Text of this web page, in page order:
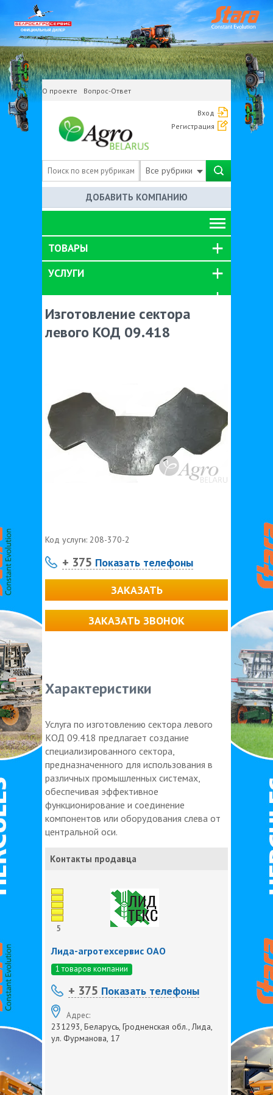
О проекте Вопрос-Ответ
Вход
Регистрация
Все рубрики
ДОБАВИТЬ КОМПАНИЮ
ТОВАРЫ
УСЛУГИ
Изготовление сектора
левого КОД 09.418
Код услуги: 208-370-2
+ 375 Показать телефоны
ЗАКАЗАТЬ
ЗАКАЗАТЬ ЗВОНОК
Характеристики
Услуга по изготовлению сектора левого
КОД 09.418 предлагает создание
специализированного сектора,
предназначенного для использования в
различных промышленных системах,
обеспечивая эффективное
функционирование и соединение
компонентов или оборудования слева от
центральной оси.
Контакты продавца
5
Лида-агротехсервис ОАО
1 товаров компании
+ 375 Показать телефоны
Адрес:
231293, Беларусь, Гродненская обл., Лида,
ул. Фурманова, 17